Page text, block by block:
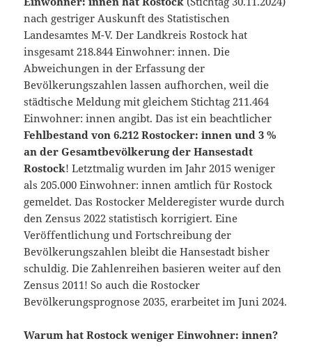
nach gestriger Auskunft des Statistischen
Landesamtes M-V. Der Landkreis Rostock hat
insgesamt 218.844 Einwohner: innen. Die
Abweichungen in der Erfassung der
Bevölkerungszahlen lassen aufhorchen, weil die
städtische Meldung mit gleichem Stichtag 211.464
Einwohner: innen angibt. Das ist ein beachtlicher
Fehlbestand von 6.212 Rostocker: innen und 3 %
an der Gesamtbevölkerung der Hansestadt
Rostock! Letztmalig wurden im Jahr 2015 weniger
als 205.000 Einwohner: innen amtlich für Rostock
gemeldet. Das Rostocker Melderegister wurde durch
den Zensus 2022 statistisch korrigiert. Eine
Veröffentlichung und Fortschreibung der
Bevölkerungszahlen bleibt die Hansestadt bisher
schuldig. Die Zahlenreihen basieren weiter auf den
Zensus 2011! So auch die Rostocker
Bevölkerungsprognose 2035, erarbeitet im Juni 2024.
Warum hat Rostock weniger Einwohner: innen?